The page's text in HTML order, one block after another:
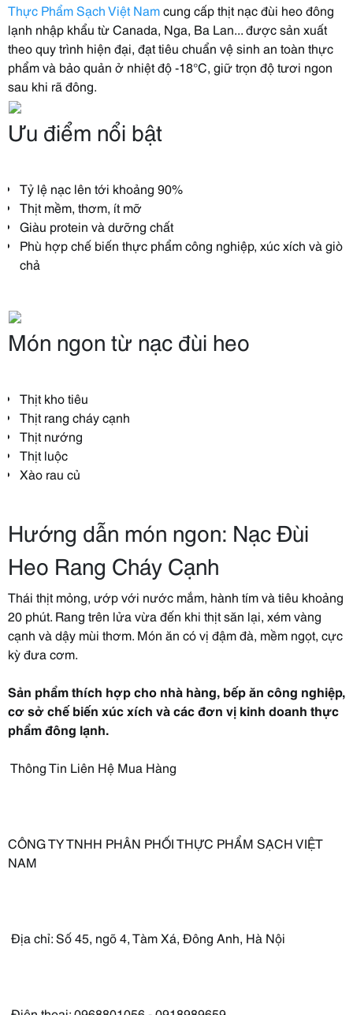
Thực Phẩm Sạch Việt Namcung cấp thịt nạc đùi heo đông
lạnh nhập khẩu từ Canada, Nga, Ba Lan... được sản xuất
theo quy trình hiện đại, đạt tiêu chuẩn vệ sinh an toàn thực
phẩm và bảo quản ở nhiệt độ -18°C, giữ trọn độ tươi ngon
sau khi rã đông.
Ưu điểm nổi bật
Tỷ lệ nạc lên tới khoảng 90%
Thịt mềm, thơm, ít mỡ
Giàu protein và dưỡng chất
Phù hợp chế biến thực phẩm công nghiệp, xúc xích và giò
chả
Món ngon từ nạc đùi heo
Thịt kho tiêu
Thịt rang cháy cạnh
Thịt nướng
Thịt luộc
Xào rau củ
Hướng dẫn món ngon: Nạc Đùi
Heo Rang Cháy Cạnh
Thái thịt mỏng, ướp với nước mắm, hành tím và tiêu khoảng
20 phút. Rang trên lửa vừa đến khi thịt săn lại, xém vàng
cạnh và dậy mùi thơm. Món ăn có vị đậm đà, mềm ngọt, cực
kỳ đưa cơm.
Sản phẩm thích hợp cho nhà hàng, bếp ăn công nghiệp,
cơ sở chế biến xúc xích và các đơn vị kinh doanh thực
phẩm đông lạnh.
Thông Tin Liên Hệ Mua Hàng
CÔNG TY TNHH PHÂN PHỐI THỰC PHẨM SẠCH VIỆT
NAM
Địa chỉ: Số 45, ngõ 4, Tàm Xá, Đông Anh, Hà Nội